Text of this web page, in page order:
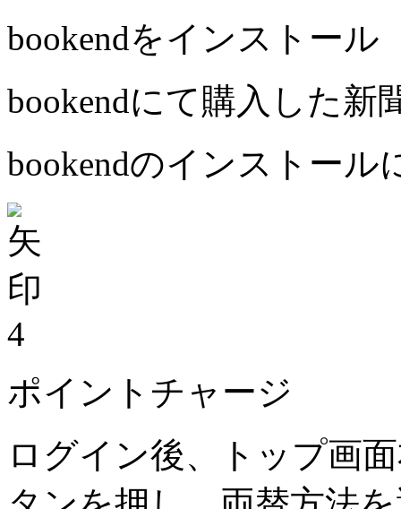
bookendをインストール
bookendにて購入した新
bookendのインストール
4
ポイントチャージ
ログイン後、トップ画